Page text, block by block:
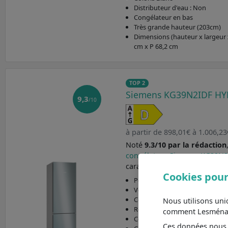
Distributeur d'eau : Non
Congélateur en bas
Très grande hauteur (203cm)
Dimensions (hauteur x largeur
cm x P 68,2 cm
9,3/10
TOP 2
Siemens KG39N2IDF
à partir de 898,01€ à
Noté9.3/10 par la rédaction
congélateur Siemens
caractéristiques principales
Pose libre
Volume total de 363 l : pour les
Coloris Inox anti-trace de
Réfrigérateur à grande
Congélateur à froid ventilé :
Cookies
Nous utilisons
comment
Ces données